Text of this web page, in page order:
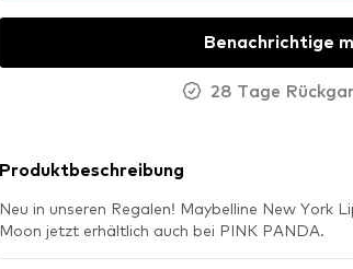
Benachrichtige
28 Tage
Produktbeschreibung
Neu in unseren Regalen! Maybelline New York
Moon jetzt erhältlich auch bei PINK PANDA.